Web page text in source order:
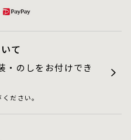
て
・のしをお付けでき
ださい。